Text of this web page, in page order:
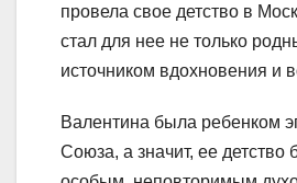
провела свое детство в
стал для нее не только
источником вдохновения и
Валентина была ребенком
Союза, а значит, ее